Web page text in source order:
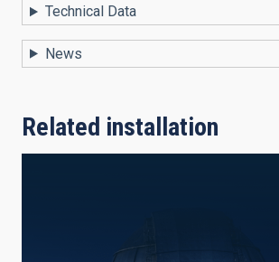
Technical Data
News
Related installation